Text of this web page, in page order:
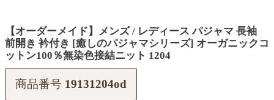
【オーダーメイド】メンズ / レディース パジャマ 長袖
前開き 衿付き [癒しのパジャマシリーズ] オーガニックコ
ットン100％無染色接結ニット 1204
商品番号 19131204od